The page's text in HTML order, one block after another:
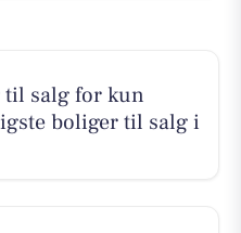
til salg for kun
boliger til salg i